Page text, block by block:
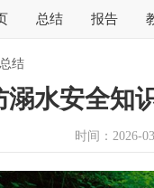
总结 报告
结
溺水安全知
时间：2026-